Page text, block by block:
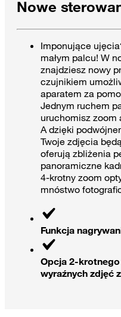
Nowe
Imponujące
małym palcu! W
znajdziesz nowy
czujnikiem
aparatem za
Jednym ruchem
uruchomisz zoom
A dzięki
Twoje zdjęcia
oferują zbliżenia
panoramiczne
4-krotny zoom
mnóstwo
Funkcja
Opcja 2-
wyraźnych zdjęć